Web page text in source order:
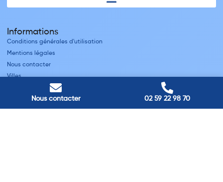
Nous contacter 02 59 22 98 70
Informations
Conditions générales d'utilisation
Mentions légales
Nous contacter
Villes
Nos adresses
Louviers